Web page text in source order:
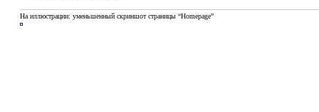
На иллюстрации: уменьшенный скриншот страницы “Homepage”